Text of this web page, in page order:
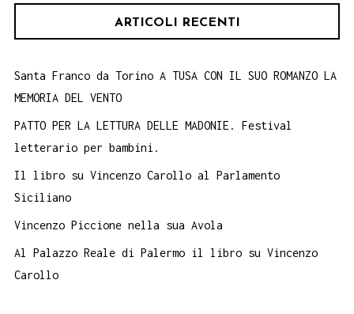
ARTICOLI RECENTI
Santa Franco da Torino A TUSA CON IL SUO ROMANZO LA
MEMORIA DEL VENTO
PATTO PER LA LETTURA DELLE MADONIE. Festival
letterario per bambini.
Il libro su Vincenzo Carollo al Parlamento
Siciliano
Vincenzo Piccione nella sua Avola
Al Palazzo Reale di Palermo il libro su Vincenzo
Carollo